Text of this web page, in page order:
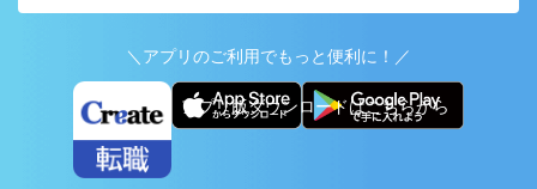
＼アプリのご利用でもっと便利に！／
アプリ版ダウンロードはこちらから